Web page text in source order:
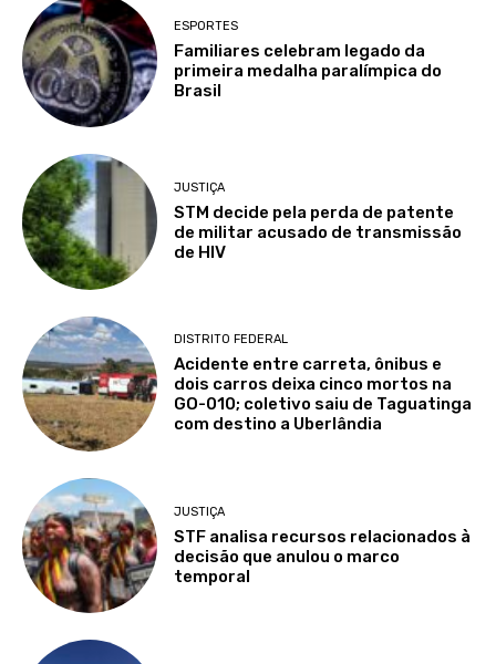
ESPORTES
Familiares celebram legado da
primeira medalha paralímpica do
Brasil
JUSTIÇA
STM decide pela perda de patente
de militar acusado de transmissão
de HIV
DISTRITO FEDERAL
Acidente entre carreta, ônibus e
dois carros deixa cinco mortos na
GO-010; coletivo saiu de Taguatinga
com destino a Uberlândia
JUSTIÇA
STF analisa recursos relacionados à
decisão que anulou o marco
temporal